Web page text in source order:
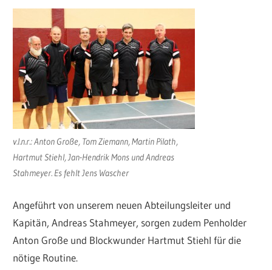
v.l.n.r.: Anton Große, Tom Ziemann, Martin Pilath,
Hartmut Stiehl, Jan-Hendrik Mons und Andreas
Stahmeyer. Es fehlt Jens Wascher
Angeführt von unserem neuen Abteilungsleiter und
Kapitän, Andreas Stahmeyer, sorgen zudem Penholder
Anton Große und Blockwunder Hartmut Stiehl für die
nötige Routine.